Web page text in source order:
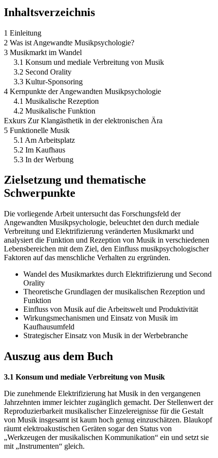
Inhaltsverzeichnis
1 Einleitung
2 Was ist Angewandte Musikpsychologie?
3 Musikmarkt im Wandel
3.1 Konsum und mediale Verbreitung von Musik
3.2 Second Orality
3.3 Kultur-Sponsoring
4 Kernpunkte der Angewandten Musikpsychologie
4.1 Musikalische Rezeption
4.2 Musikalische Funktion
Exkurs Zur Klangästhetik in der elektronischen Ära
5 Funktionelle Musik
5.1 Am Arbeitsplatz
5.2 Im Kaufhaus
5.3 In der Werbung
Zielsetzung und thematische
Schwerpunkte
Die vorliegende Arbeit untersucht das Forschungsfeld der
Angewandten Musikpsychologie, beleuchtet den durch mediale
Verbreitung und Elektrifizierung veränderten Musikmarkt und
analysiert die Funktion und Rezeption von Musik in verschiedenen
Lebensbereichen mit dem Ziel, den Einfluss musikpsychologischer
Faktoren auf das menschliche Verhalten zu ergründen.
Wandel des Musikmarktes durch Elektrifizierung und Second
Orality
Theoretische Grundlagen der musikalischen Rezeption und
Funktion
Einfluss von Musik auf die Arbeitswelt und Produktivität
Wirkungsmechanismen und Einsatz von Musik im
Kaufhausumfeld
Strategischer Einsatz von Musik in der Werbebranche
Auszug aus dem Buch
3.1 Konsum und mediale Verbreitung von Musik
Die zunehmende Elektrifizierung hat Musik in den vergangenen
Jahrzehnten immer leichter zugänglich gemacht. Der Stellenwert der
Reproduzierbarkeit musikalischer Einzelereignisse für die Gestalt
von Musik insgesamt ist kaum hoch genug einzuschätzen. Blaukopf
räumt elektroakustischen Geräten sogar den Status von
„Werkzeugen der musikalischen Kommunikation“ ein und setzt sie
mit „Instrumenten“ gleich.